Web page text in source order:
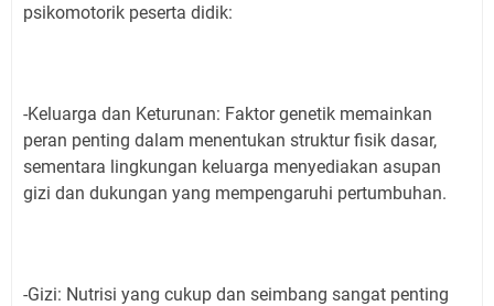
psikomotorik peserta didik:
-Keluarga dan Keturunan: Faktor genetik memainkan
peran penting dalam menentukan struktur fisik dasar,
sementara lingkungan keluarga menyediakan asupan
gizi dan dukungan yang mempengaruhi pertumbuhan.
-Gizi: Nutrisi yang cukup dan seimbang sangat penting